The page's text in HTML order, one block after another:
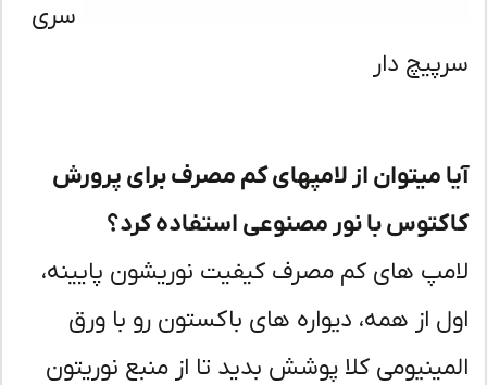
سری
دار
میتوان از لامپهای کم مصرف برای پرورش
با نور مصنوعی استفاده کرد؟
های کم مصرف کیفیت نوریشون پایینه،
از همه، دیواره های باکستون رو با ورق
کلا پوشش بدید تا از منبع نوریتون